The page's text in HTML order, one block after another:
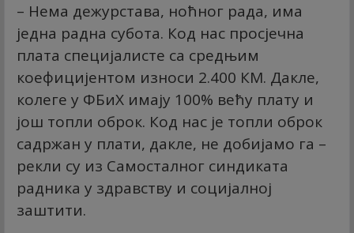
– Нема дежурстава, ноћног рада, има
једна радна субота. Код нас просјечна
плата специјалисте са средњим
коефицијентом износи 2.400 КМ. Дакле,
колеге у ФБиХ имају 100% већу плату и
још топли оброк. Код нас је топли оброк
садржан у плати, дакле, не добијамо га –
рекли су из Самосталног синдиката
радника у здравству и социјалној
заштити.